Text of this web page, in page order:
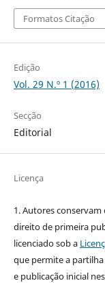
Formatos Citação
Edição
Vol. 29 N.º 1 (2016)
Secção
Editorial
Licença
1. Autores
direito de primeira
licenciado sob a
que permite a
e publicação inicial